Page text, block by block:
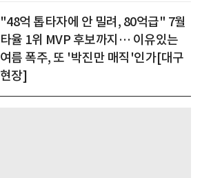
"48억 톱타자에 안 밀려, 80억급" 7월
타율 1위 MVP 후보까지… 이유있는
여름 폭주, 또 '박진만 매직'인가[대구
현장]